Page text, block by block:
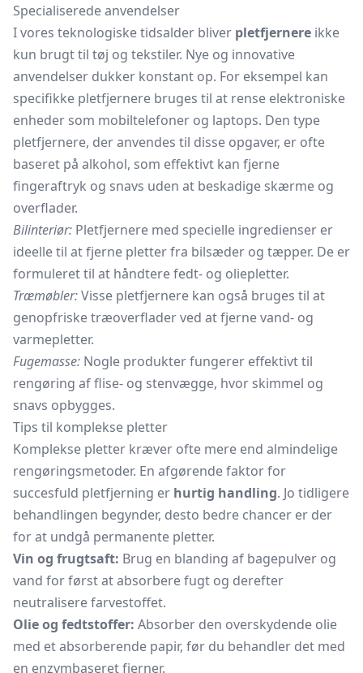
Specialiserede anvendelser
I vores teknologiske tidsalder bliver pletfjernere ikke
kun brugt til tøj og tekstiler. Nye og innovative
anvendelser dukker konstant op. For eksempel kan
specifikke pletfjernere bruges til at rense elektroniske
enheder som mobiltelefoner og laptops. Den type
pletfjernere, der anvendes til disse opgaver, er ofte
baseret på alkohol, som effektivt kan fjerne
fingeraftryk og snavs uden at beskadige skærme og
overflader.
Bilinteriør: Pletfjernere med specielle ingredienser er
ideelle til at fjerne pletter fra bilsæder og tæpper. De er
formuleret til at håndtere fedt- og oliepletter.
Træmøbler:Visse pletfjernere kan også bruges til at
genopfriske træoverflader ved at fjerne vand- og
varmepletter.
Fugemasse: Nogle produkter fungerer effektivt til
rengøring af flise- og stenvægge, hvor skimmel og
snavs opbygges.
Tips til komplekse pletter
Komplekse pletter kræver ofte mere end almindelige
rengøringsmetoder. En afgørende faktor for
succesfuld pletfjerning er hurtig handling. Jo tidligere
behandlingen begynder, desto bedre chancer er der
for at undgå permanente pletter.
Vin og frugtsaft: Brug en blanding af bagepulver og
vand for først at absorbere fugt og derefter
neutralisere farvestoffet.
Olie og fedtstoffer: Absorber den overskydende olie
med et absorberende papir, før du behandler det med
en enzymbaseret fjerner.